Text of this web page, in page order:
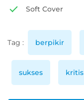
Soft Cover
Tag : berpikir
sukses kritis